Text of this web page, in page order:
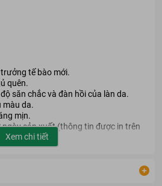
tế bào mới.
quên.
săn chắc và đàn hồi của làn da.
màu da.
mịn.
ngày sản xuất (thông tin được in trên
Xem chi tiết